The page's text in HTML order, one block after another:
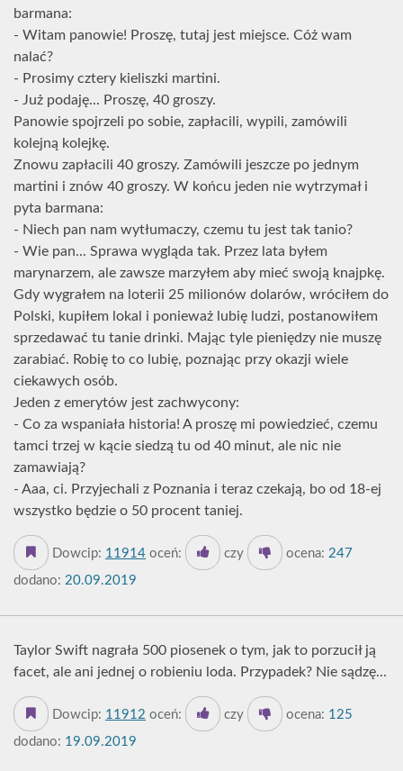
barmana:
- Witam panowie! Proszę, tutaj jest miejsce. Cóż wam
nalać?
- Prosimy cztery kieliszki martini.
- Już podaję... Proszę, 40 groszy.
Panowie spojrzeli po sobie, zapłacili, wypili, zamówili
kolejną kolejkę.
Znowu zapłacili 40 groszy. Zamówili jeszcze po jednym
martini i znów 40 groszy. W końcu jeden nie wytrzymał i
pyta barmana:
- Niech pan nam wytłumaczy, czemu tu jest tak tanio?
- Wie pan... Sprawa wygląda tak. Przez lata byłem
marynarzem, ale zawsze marzyłem aby mieć swoją knajpkę.
Gdy wygrałem na loterii 25 milionów dolarów, wróciłem do
Polski, kupiłem lokal i ponieważ lubię ludzi, postanowiłem
sprzedawać tu tanie drinki. Mając tyle pieniędzy nie muszę
zarabiać. Robię to co lubię, poznając przy okazji wiele
ciekawych osób.
Jeden z emerytów jest zachwycony:
- Co za wspaniała historia! A proszę mi powiedzieć, czemu
tamci trzej w kącie siedzą tu od 40 minut, ale nic nie
zamawiają?
- Aaa, ci. Przyjechali z Poznania i teraz czekają, bo od 18-ej
wszystko będzie o 50 procent taniej.
Dowcip: 11914 oceń: czy ocena: 247
dodano: 20.09.2019
Taylor Swift nagrała 500 piosenek o tym, jak to porzucił ją
facet, ale ani jednej o robieniu loda. Przypadek? Nie sądzę...
Dowcip: 11912 oceń: czy ocena: 125
dodano: 19.09.2019